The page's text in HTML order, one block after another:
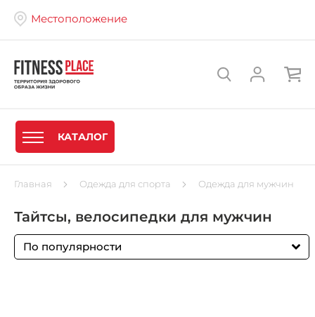
Местоположение
КАТАЛОГ
Главная Одежда для спорта Одежда для мужчин
Тайтсы, велосипедки для мужчин
По популярности